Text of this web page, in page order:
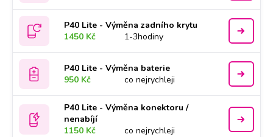
P40 Lite - Výměna zadního krytu
1450 Kč
1-3hodiny
P40 Lite - Výměna baterie
950 Kč
co nejrychleji
P40 Lite - Výměna konektoru /
nenabíjí
1150 Kč
co nejrychleji